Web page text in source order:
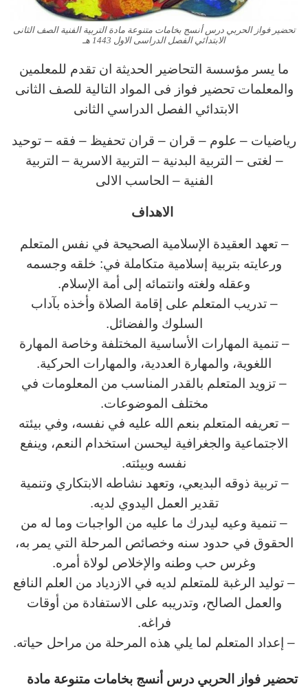
تحضير فواز الحربي درس أنسج بخامات متنوعة مادة التربية الفنية الصف الثانى
الابتدائي الفصل الدراسى الاول 1443 هـ
ما يسر مؤسسة التحاضير الحديثة ان تقدم للمعلمين
والمعلمات تحضير فواز فى المواد التالية للصف الثانى
الابتدائي الفصل الدراسي الثانى
رياضيات – علوم – قران – قران تحفيظ – فقه – توحيد
– لغتى – التربية البدنية – التربية الاسرية – التربية
الفنية – الحاسب الالى
الاهداف
– تعهد العقيدة الإسلامية الصحيحة في نفس المتعلم
ورعايته بتربية إسلامية متكاملة في: خلقه وجسمه
وعقله ولغته وانتمائه إلى أمة الإسلام.
– تدريب المتعلم على إقامة الصلاة وأخذه بآداب
السلوك والفضائل.
– تنمية المهارات الأساسية المختلفة وخاصة المهارة
اللغوية، والمهارة العددية، والمهارات الحركية.
– تزويد المتعلم بالقدر المناسب من المعلومات في
مختلف الموضوعات.
– تعريفه المتعلم بنعم الله عليه في نفسه، وفي بيئته
الاجتماعية والجغرافية ليحسن استخدام النعم، وينفع
نفسه وبيئته.
– تربية ذوقه البديعي، وتعهد نشاطه الابتكاري وتنمية
تقدير العمل اليدوي لديه.
– تنمية وعيه ليدرك ما عليه من الواجبات وما له من
الحقوق في حدود سنه وخصائص المرحلة التي يمر به،
وغرس حب وطنه والإخلاص لولاة أمره.
– توليد الرغبة للمتعلم لديه في الازدياد من العلم النافع
والعمل الصالح، وتدريبه على الاستفادة من أوقات
فراغه.
– إعداد المتعلم لما يلي هذه المرحلة من مراحل حياته.
تحضير فواز الحربي درس أنسج بخامات متنوعة مادة